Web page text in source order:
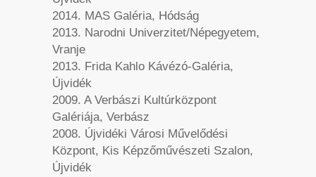
2014. MAS Galéria, Hódság
2013. Narodni Univerzitet/Népegyetem,
Vranje
2013. Frida Kahlo Kávézó-Galéria,
Újvidék
2009. A Verbászi Kultúrközpont
Galériája, Verbász
2008. Újvidéki Városi Művelődési
Központ, Kis Képzőművészeti Szalon,
Újvidék